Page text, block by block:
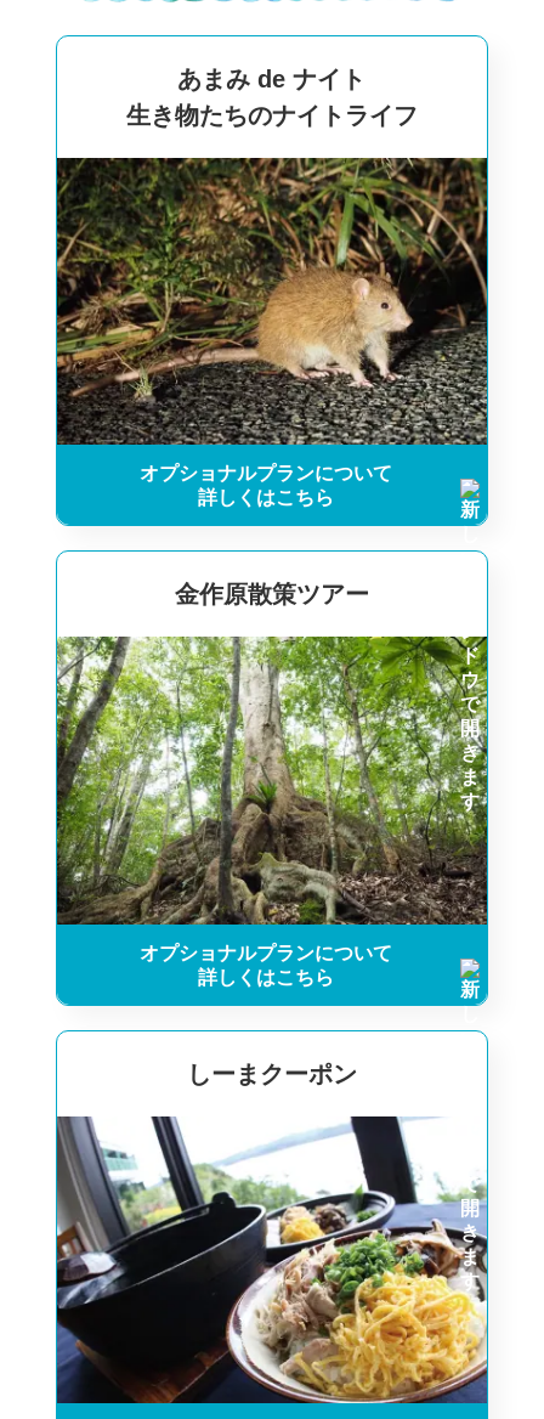
あまみ de ナイト
生き物たちのナイトライフ
オプショナルプランについて
詳しくはこちら
金作原散策ツアー
オプショナルプランについて
詳しくはこちら
しーまクーポン